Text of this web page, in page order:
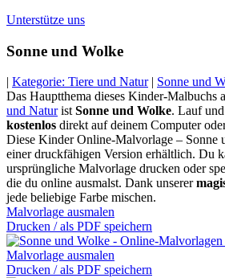
Unterstütze uns
Sonne und Wolke
| Kategorie: Tiere und Natur| Sonne und
Das Hauptthema dieses Kinder-Malbuchs
und NaturistSonne und Wolke. Lauf und
kostenlos direkt auf deinem Computer
Diese Kinder Online-Malvorlage – Sonne
einer druckfähigen Version erhältlich. Du
ursprüngliche Malvorlage drucken oder
die du online ausmalst. Dank unserer
jede beliebige Farbe mischen.
Malvorlage ausmalen
Drucken / als PDF speichern
Malvorlage ausmalen
Drucken / als PDF speichern